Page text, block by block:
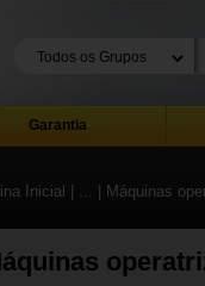
Garantia
Inicial | ... | Máquinas